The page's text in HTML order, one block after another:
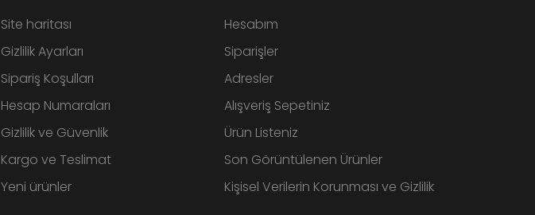
Site haritası
Gizlilik Ayarları
Sipariş Koşulları
Hesap Numaraları
Gizlilik ve Güvenlik
Kargo ve Teslimat
Yeni ürünler
Hesabım
Siparişler
Adresler
Alışveriş Sepetiniz
Ürün Listeniz
Son Görüntülenen Ürünler
Kişisel Verilerin Korunması ve Gizlilik